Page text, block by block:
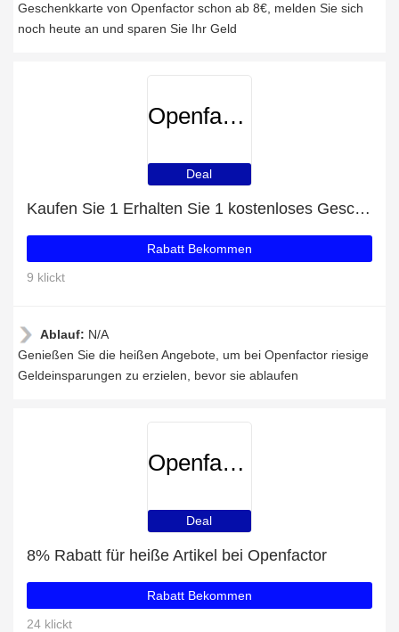
Geschenkkarte von Openfactor schon ab 8€, melden Sie sich
noch heute an und sparen Sie Ihr Geld
Openfactor
Deal
Kaufen Sie 1 Erhalten Sie 1 kostenloses Geschenk auf ausgewählte Artikel
Rabatt Bekommen
9 klickt
Ablauf: N/A
Genießen Sie die heißen Angebote, um bei Openfactor riesige
Geldeinsparungen zu erzielen, bevor sie ablaufen
Openfactor
Deal
8% Rabatt für heiße Artikel bei Openfactor
Rabatt Bekommen
24 klickt